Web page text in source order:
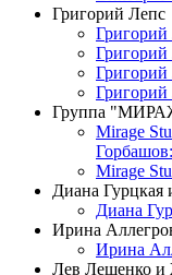
Григорий Лепс
Группа
Mirage
Mirage
Диана
Диана
Ирина
Ирина
Лев Лещенко и